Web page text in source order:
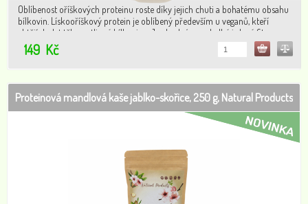
Oblíbenost oříškových proteinu roste díky jejich chuti a bohatému obsahu
bílkovin. Lískooříškový protein je oblíbený především u veganů, kteří
chtějí dodat tělu rostlinné bílkoviny. Je vhodný pro sladké i slané fit
recepty.
149 Kč
Proteinová mandlová kaše jablko-skořice, 250 g, Natural Products